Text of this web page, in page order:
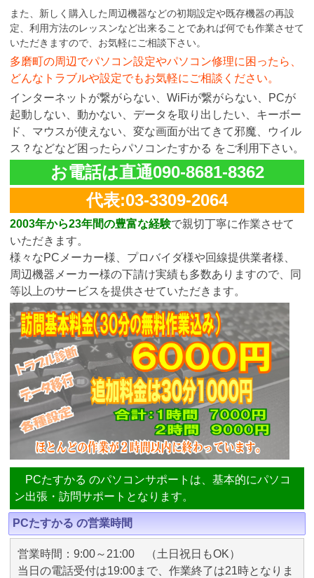
また、新しく購入した周辺機器などの初期設定や既存機器の再設
定、利用方法のレッスンなど出来ることであれば何でも作業させて
いただきますので、お気軽にご相談下さい。
多磨町の周辺でパソコン設定やパソコン修理に困ったら、
どんなトラブルや設定でもお気軽にご相談ください。
インターネットが繋がらない、WiFiが繋がらない、PCが
起動しない、動かない、データを取り出したい、キーボー
ド、マウスが使えない、変な画面が出てきて邪魔、ウイル
ス？などなど困ったらパソコンたすかる をご利用下さい。
お電話は直通090-8681-8362
代表:03-3309-2064
2003年から23年間の豊富な経験で親切丁寧に作業させて
いただきます。
様々なPCメーカー様、プロバイダ様や回線提供業者様、
周辺機器メーカー様の下請け実績も多数ありますので、同
等以上のサービスを提供させていただきます。
PCたすかる のパソコンサポートは、基本的にパソコ
ン出張・訪問サポートとなります。
PCたすかる の営業時間
営業時間：9:00～21:00 （土日祝日もOK）
当日の電話受付は19:00まで、作業終了は21時となりま